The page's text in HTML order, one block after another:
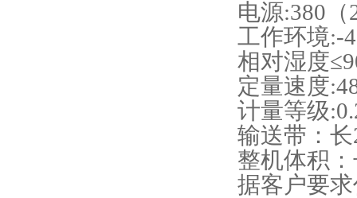
电源:380（
工作环境:-
相对湿度
定量速度
计量等级
输送带：
整机体积
据客户要